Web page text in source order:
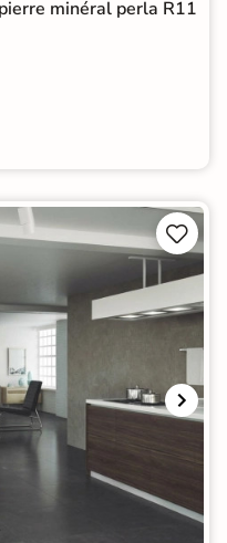
minéral perla R11

